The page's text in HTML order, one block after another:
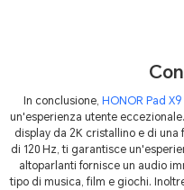
In conclusione, HONOR Pad X9
un'esperienza utente
display da 2K cristallino e di
di 120 Hz, ti garantisce
altoparlanti fornisce un audio
tipo di musica, film e giochi.